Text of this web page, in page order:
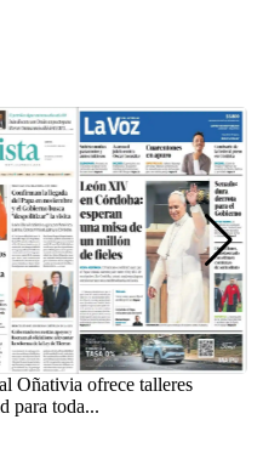
Oñativia ofrece talleres
para toda...